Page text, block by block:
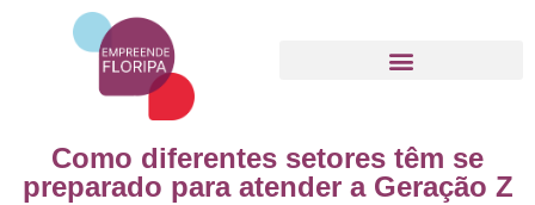
Como diferentes setores têm se
preparado para atender a Geração Z